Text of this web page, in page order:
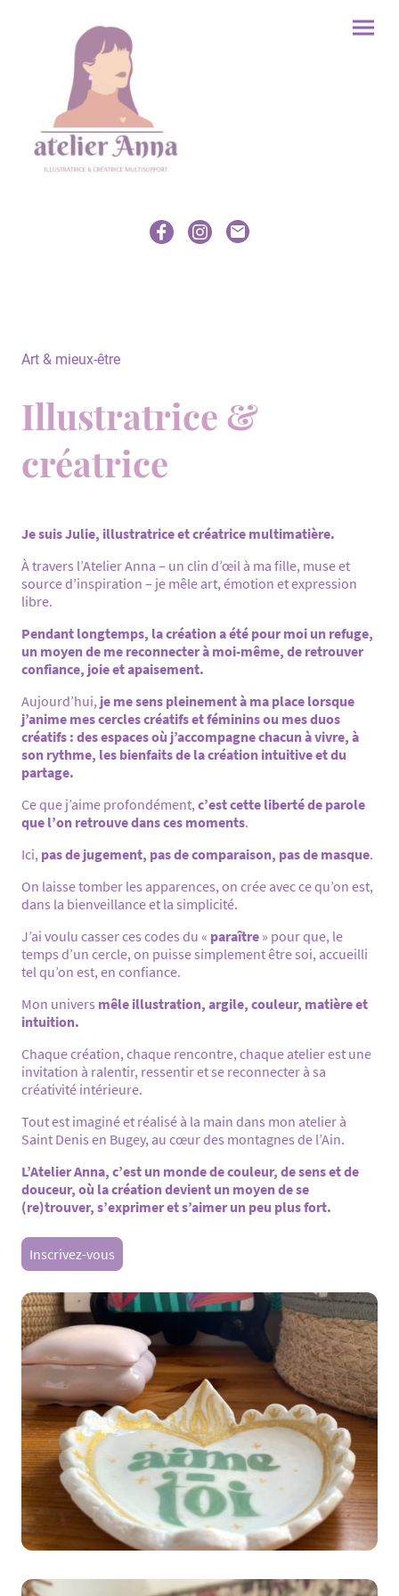
Art & mieux-être
Illustratrice &
créatrice
Je suis Julie, illustratrice et créatrice multimatière.
À travers l’Atelier Anna – un clin d’œil à ma fille, muse et
source d’inspiration – je mêle art, émotion et expression
libre.
Pendant longtemps, la création a été pour moi un refuge,
un moyen de me reconnecter à moi-même, de retrouver
confiance, joie et apaisement.
Aujourd’hui, je me sens pleinement à ma place lorsque
j’anime mes cercles créatifs et féminins ou mes duos
créatifs : des espaces où j’accompagne chacun à vivre, à
son rythme, les bienfaits de la création intuitive et du
partage.
Ce que j’aime profondément, c’est cette liberté de parole
que l’on retrouve dans ces moments.
Ici, pas de jugement, pas de comparaison, pas de masque.
On laisse tomber les apparences, on crée avec ce qu’on est,
dans la bienveillance et la simplicité.
J’ai voulu casser ces codes du « paraître » pour que, le
temps d’un cercle, on puisse simplement être soi, accueilli
tel qu’on est, en confiance.
Mon univers mêle illustration, argile, couleur, matière et
intuition.
Chaque création, chaque rencontre, chaque atelier est une
invitation à ralentir, ressentir et se reconnecter à sa
créativité intérieure.
Tout est imaginé et réalisé à la main dans mon atelier à
Saint Denis en Bugey, au cœur des montagnes de l’Ain.
L’Atelier Anna, c’est un monde de couleur, de sens et de
douceur, où la création devient un moyen de se
(re)trouver, s’exprimer et s’aimer un peu plus fort.
Inscrivez-vous